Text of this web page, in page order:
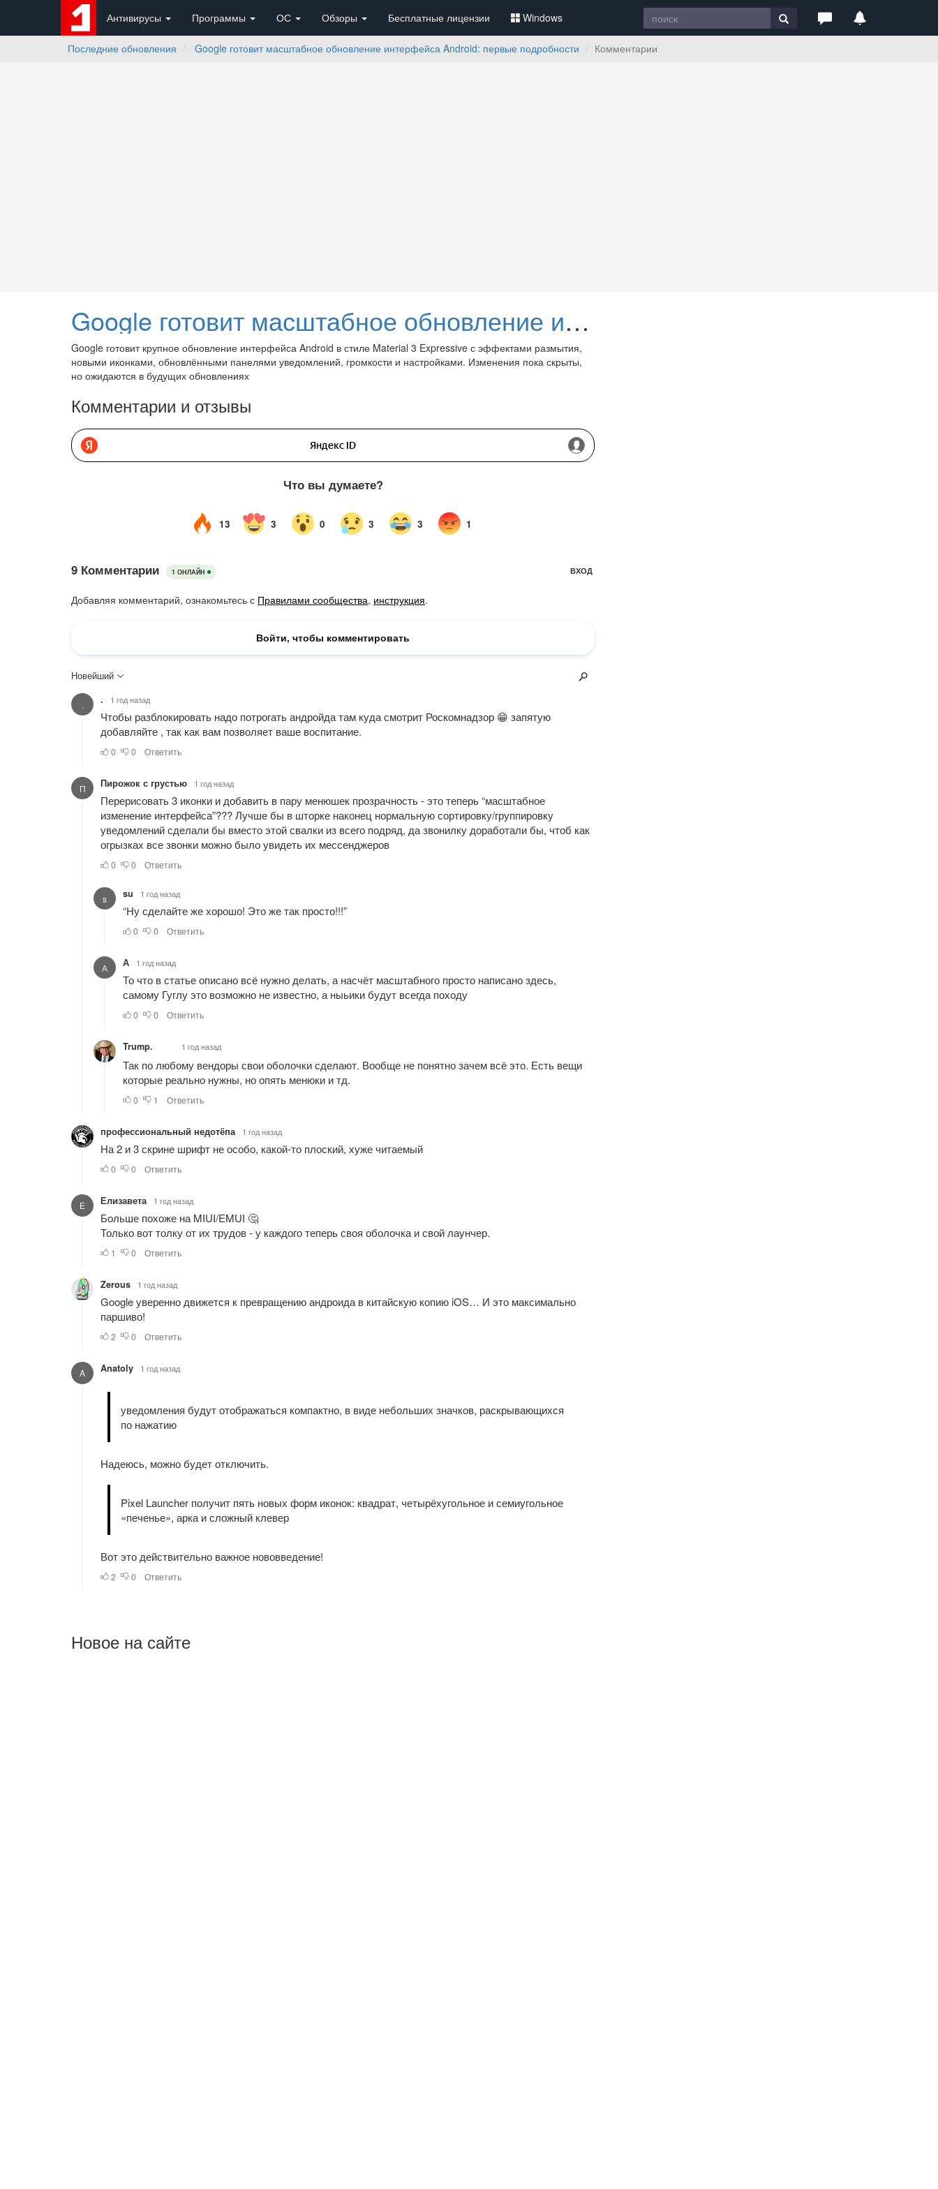
Антивирусы Программы ОС Обзоры Бесплатные лицензии Windows
Последние обновления Google готовит масштабное обновление интерфейса Android: первые подробности Комментарии
Google готовит масштабное обновление интерфейса Android: первые подробности
Google готовит крупное обновление интерфейса Android в стиле Material 3 Expressive с эффектами размытия,
новыми иконками, обновлёнными панелями уведомлений, громкости и настройками. Изменения пока скрыты,
но ожидаются в будущих обновлениях
Комментарии и отзывы
Новое на сайте